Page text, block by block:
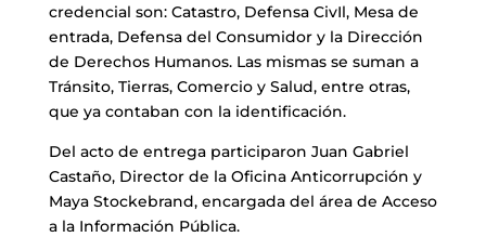
credencial son: Catastro, Defensa CivIl, Mesa de
entrada, Defensa del Consumidor y la Dirección
de Derechos Humanos. Las mismas se suman a
Tránsito, Tierras, Comercio y Salud, entre otras,
que ya contaban con la identificación.
Del acto de entrega participaron Juan Gabriel
Castaño, Director de la Oficina Anticorrupción y
Maya Stockebrand, encargada del área de Acceso
a la Información Pública.